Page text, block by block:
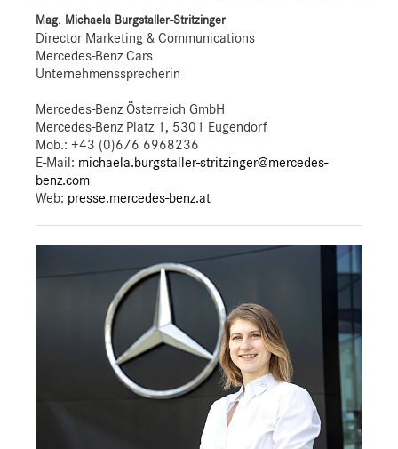
Mag. Michaela Burgstaller-Stritzinger
Director Marketing & Communications
Mercedes-Benz Cars
Unternehmenssprecherin
Mercedes-Benz Österreich GmbH
Mercedes-Benz Platz 1, 5301 Eugendorf
Mob.: +43 (0)676 6968236
E-Mail: michaela.burgstaller-stritzinger@mercedes-
benz.com
Web: presse.mercedes-benz.at